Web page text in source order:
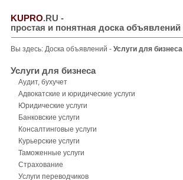
KUPRO.RU -
простая и понятная доска объявлений
Вы здесь: Доска объявлений - Услуги для бизнеса
Услуги для бизнеса
Аудит, бухучет
Адвокатские и юридические услуги
Юридические услуги
Банковские услуги
Консалтинговые услуги
Курьерские услуги
Таможенные услуги
Страхование
Услуги переводчиков